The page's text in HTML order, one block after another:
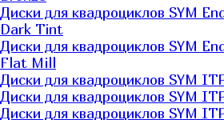
Диски для квадроциклов SYM
Dark Tint
Диски для квадроциклов SYM
Flat Mill
Диски для квадроциклов SYM
Диски для квадроциклов SYM
Диски для квадроциклов SYM